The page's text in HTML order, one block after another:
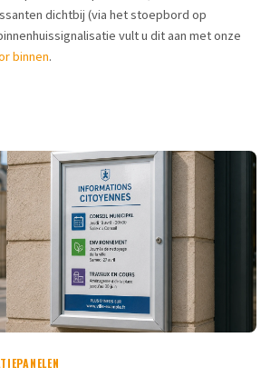
dichtbij (via het stoepbord op
vult u dit aan met onze
binnen.